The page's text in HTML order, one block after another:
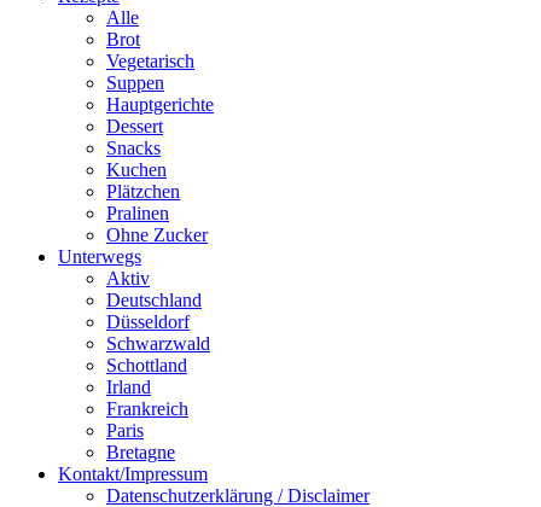
Alle
Brot
Vegetarisch
Suppen
Hauptgerichte
Dessert
Snacks
Kuchen
Plätzchen
Pralinen
Ohne Zucker
Unterwegs
Aktiv
Deutschland
Düsseldorf
Schwarzwald
Schottland
Irland
Frankreich
Paris
Bretagne
Kontakt/Impressum
Datenschutzerklärung / Disclaimer